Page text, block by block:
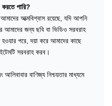
পারি?
আত্মবিশ্বাস রয়েছে, যদি আপনি
আমাদের জন্য ছবি বা ভিডিও সরবরাহ
পরে, দয়া করে আমাদের কাছে
সরবরাহ করব।
বাণিজ্য নিশ্চয়তার মাধ্যমে